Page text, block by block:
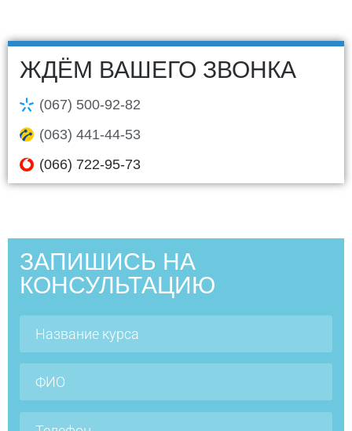
ЖДЁМ ВАШЕГО ЗВОНКА
(067) 500-92-82
(063) 441-44-53
(066) 722-95-73
ЗАПИШИСЬ НА
КОНСУЛЬТАЦИЮ